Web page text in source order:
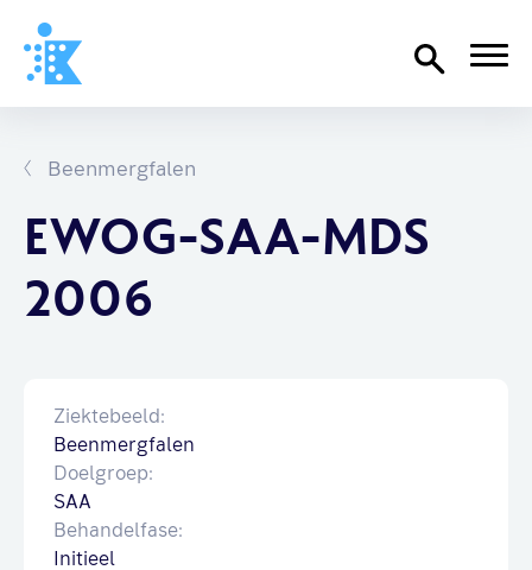
Beenmergfalen
EWOG-SAA-MDS
2006
Ziektebeeld:
Beenmergfalen
Doelgroep:
SAA
Behandelfase:
Initieel
Richtlijnen
Over SKION
Organisatie
Steun ons
Contact